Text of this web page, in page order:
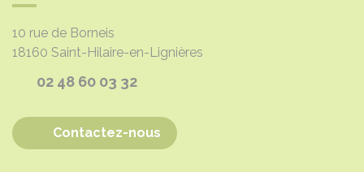
10 rue de Borneis
18160 Saint-Hilaire-en-Lignières
02 48 60 03 32
Contactez-nous